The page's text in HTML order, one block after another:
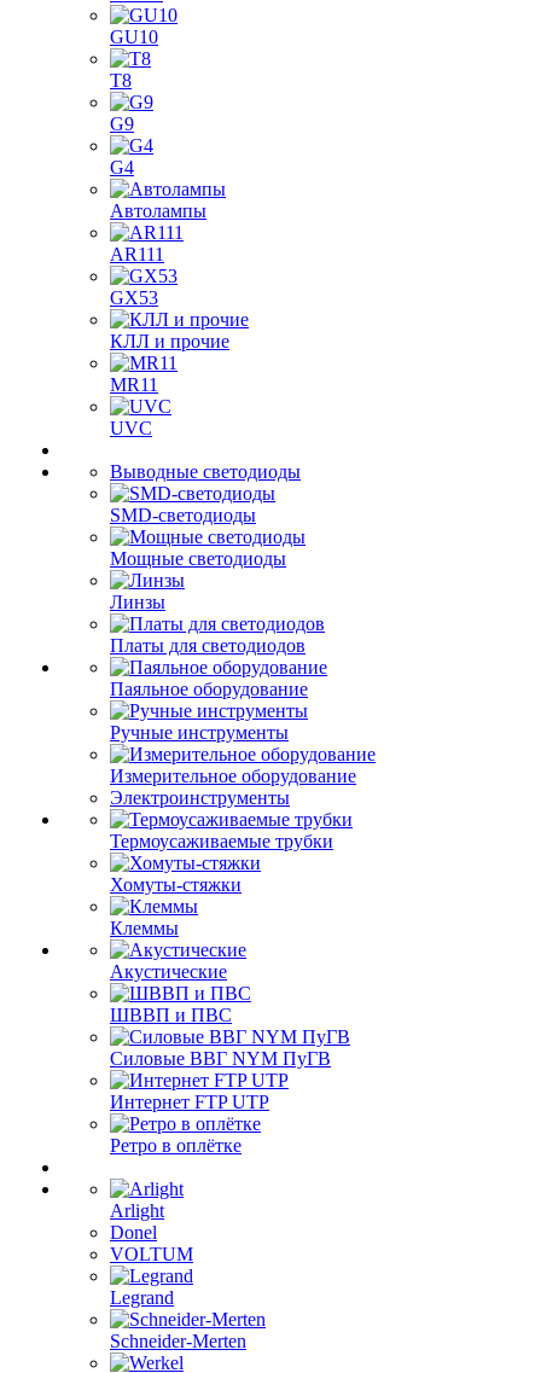
GU10
T8
G9
G4
Автолампы
AR111
GX53
КЛЛ и прочие
MR11
UVC
Выводные светодиоды
SMD-светодиоды
Мощные светодиоды
Линзы
Платы для светодиодов
Паяльное оборудование
Ручные инструменты
Измерительное оборудование
Электроинструменты
Термоусаживаемые трубки
Хомуты-стяжки
Клеммы
Акустические
ШВВП и ПВС
Силовые ВВГ NYM ПуГВ
Интернет FTP UTP
Ретро в оплётке
Arlight
Donel
VOLTUM
Legrand
Schneider-Merten